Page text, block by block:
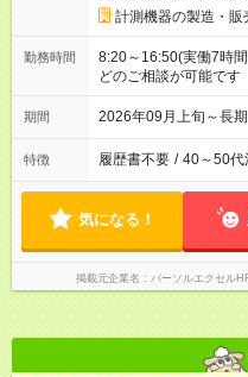
計測機器の製造・
勤務時間
8:20～16:50(実働7時
どのご相談が可能です
期間 2026年09月上旬～長
特徴 履歴書不要 / 40～50代
気になる！
掲載元企業名 パーソルエクセル